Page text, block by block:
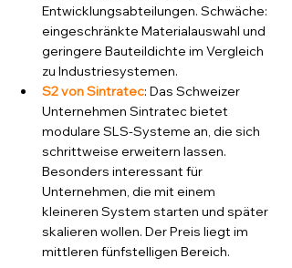
Entwicklungsabteilungen. Schwäche:
eingeschränkte Materialauswahl und
geringere Bauteildichte im Vergleich
zu Industriesystemen.
S2 von Sintratec: Das Schweizer
Unternehmen Sintratec bietet
modulare SLS-Systeme an, die sich
schrittweise erweitern lassen.
Besonders interessant für
Unternehmen, die mit einem
kleineren System starten und später
skalieren wollen. Der Preis liegt im
mittleren fünfstelligen Bereich.